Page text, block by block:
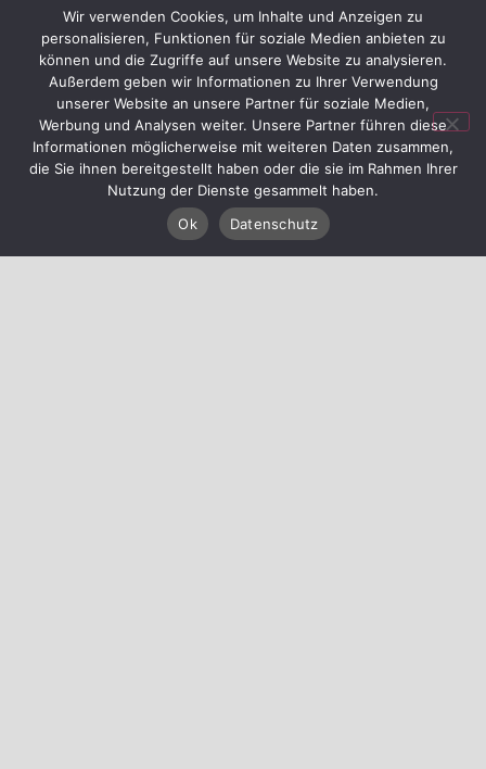
Da wir in 3 Wochen in Belize so ziemlich alles gesehen
und gemacht haben, was es so gibt, haben wir spontan
beschlossen, nach Mexiko zu fahren. Gestern sind wir
dann nach 17 Stunden Busfahrt in Cancun in Mexiko
angekommen, wo wir unsere letzte gemeinsame Woche
im 4-Sterne-Resort verbringen werden. Danach fahren
wir mit dem Bus wieder zurueck nach Belize, um unsere
Fluege anzutreten. Aber wir koennen jetzt schon sagen,
die anstrengende Busfahrt hat sich gelohnt. Sehr sehr
Wir verwenden Cookies, um Inhalte und Anzeigen zu
personalisieren, Funktionen für soziale Medien anbieten zu
können und die Zugriffe auf unsere Website zu analysieren.
Außerdem geben wir Informationen zu Ihrer Verwendung
unserer Website an unsere Partner für soziale Medien,
Werbung und Analysen weiter. Unsere Partner führen diese
Informationen möglicherweise mit weiteren Daten zusammen,
die Sie ihnen bereitgestellt haben oder die sie im Rahmen Ihrer
Nutzung der Dienste gesammelt haben.
Ok
Datenschutz